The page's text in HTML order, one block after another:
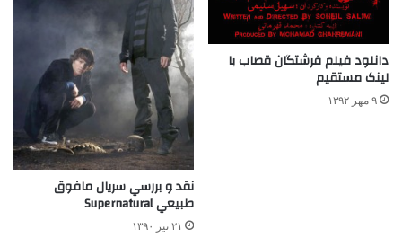
دانلود فیلم فرشتگان قصاب با
لینک مستقیم
۹ مهر ۱۳۹۲
نقد و بررسي سريال مافوق
طبيعي Supernatural
۲۱ تیر ۱۳۹۰